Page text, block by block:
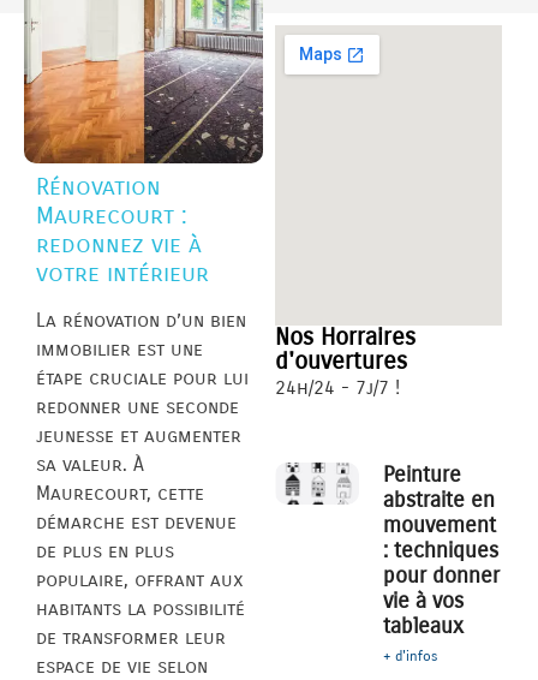
Rénovation
Maurecourt :
redonnez vie à
votre intérieur
La rénovation d’un bien
immobilier est une
étape cruciale pour lui
redonner une seconde
jeunesse et augmenter
sa valeur. À
Maurecourt, cette
démarche est devenue
de plus en plus
populaire, offrant aux
habitants la possibilité
de transformer leur
espace de vie selon
Nos Horraires
d'ouvertures
24h/24 - 7j/7 !
Peinture
abstraite en
mouvement
: techniques
pour donner
vie à vos
tableaux
+ d'infos